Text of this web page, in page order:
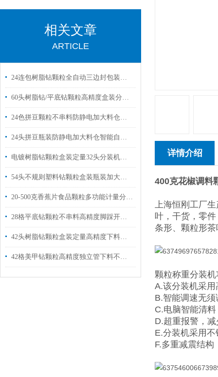
相关文章
ARTICLE
24连包树脂钻颗粒全自动三边封包装机厂家定制
60头树脂钻/平底钻颗粒高精度盒装分装机厂家供应
24色拼豆颗粒不串料防静电加大料仓智能分装机技术上门安装
24头拼豆瓶装防静电加大料仓智能自动分装机厂家供应
电镀树脂钻颗粒盒装定量32头分装机厂家供应
54头不规则塑料钻颗粒盒装瓶装加大料仓不漏料无静电分装机生产厂家
20-500克香蕉片食品颗粒多功能计量分装机器
28格平底钻颗粒不串料高精度脚踩开关下料称重分装机厂家定制
42头树脂钻颗粒盒装定量高精度下料分装机品牌
42格美甲钻颗粒高精度独立管下料不串料分装机产品资料
详情介绍
400克花椒调料
上海恒刚工厂
叶，干货，零
条形、颗粒形茶
颗粒称重分装
A.该分装机采
B.智能调速无
C.电脑智能清
D.超重报警，
E.分装机采用
F.多重减震结构